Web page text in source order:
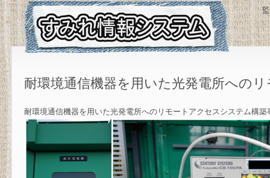
耐環境通信機器を用いた光発電所への
耐環境通信機器を用いた光発電所へのリモートアクセスシステム構築